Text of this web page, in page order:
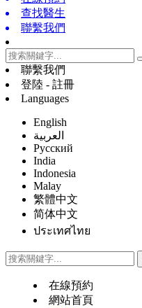
查找醫生
聯繫我們
聯繫我們
登陸 - 註冊
Languages
English
العربية
Русский
India
Indonesia
Malay
繁體中文
简体中文
ประเทศไทย
在線預約
網站首頁